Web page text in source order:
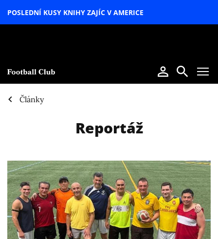
POSLEDNÍ KUSY KNIHY ZAJÍC V AMERICE
Články
Reportáž